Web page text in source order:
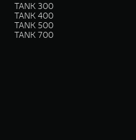
TANK 300
TANK 400
TANK 500
TANK 700